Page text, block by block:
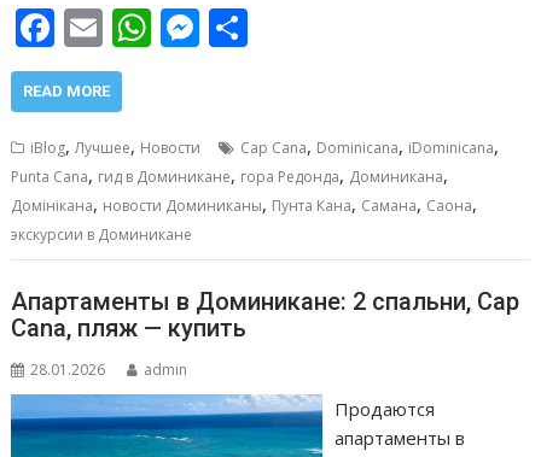
F
ac
e
b
o
o
k
E
m
ai
l
W
s
A
p
p
M
e
n
g
er
р
а
в
и
т
READ MORE
iBlog,Лучшее, Новости Cap Cana, Dominicana, iDominicana,
Punta Cana, гид в Доминикане, гора Редонда, Доминикана,
Домінікана, новости Доминиканы, Пунта Кана, Самана, Саона,
экскурсии в Доминикане
Апартаменты в Доминикане: 2 спальни, Cap
Cana, пляж — купить
28.01.2026 admin
Продаются
апартаменты в